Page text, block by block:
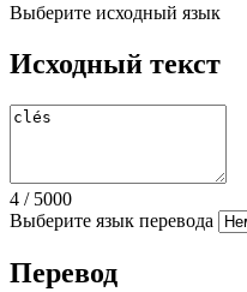
Выберите исходный язык
Исходный текст
4 / 5000
Выберите язык перевода
Перевод